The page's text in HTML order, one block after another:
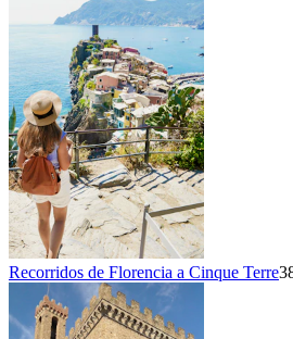
Recorridos de Florencia a Cinque Terre